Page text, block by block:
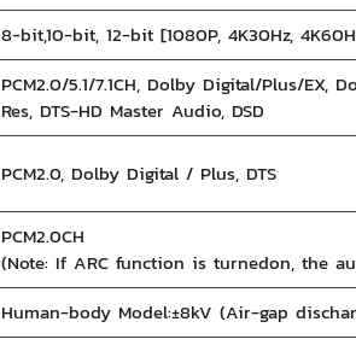
8-bit,10-bit, 12-bit [1080P, 4K30Hz,
PCM2.0/5.1/7.1CH, Dolby Digital/Plus/EX,
Res, DTS-HD Master Audio, DSD
PCM2.0, Dolby Digital / Plus, DTS
PCM2.0CH
(Note: If ARC function is turnedon, the
Human-body Model:±8kV (Air-gap